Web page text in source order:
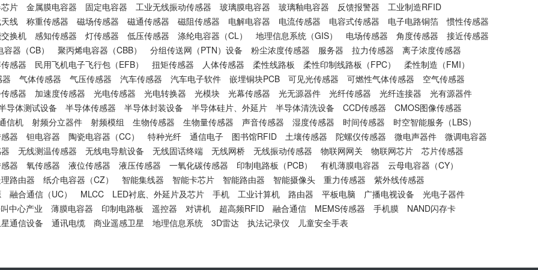
片 金属膜电容器 固定电容器 工业无线振动传感器 玻璃膜电容器 玻璃釉电容器 反馈报警器
工业制造RFID
线
称重传感器 磁场传感器 磁通传感器 磁阻传感器 电解电容器 电流传感器 电容式传感器 电子电路铜箔
惯性传感器
换机
感知传感器 灯传感器 低压传感器 涤纶电容器（CL） 地理信息系统（GIS） 电场传感器 角度传感器
接近传感器
器（CB）
聚丙烯电容器（CBB） 分组传送网（PTN）设备 粉尘浓度传感器 服务器 拉力传感器
离子浓度传感器
感器
民用飞机电子飞行包（EFB） 扭矩传感器 人体传感器 柔性线路板 柔性印制线路板（FPC）
柔性制造（FMI）
气体传感器 气压传感器 汽车传感器 汽车电子软件 嵌埋铜块PCB 可见光传感器 可燃性气体传感器
空气传感器
感器
加速度传感器 光电传感器 光电转换器 光模块 光幕传感器 光无源器件 光纤传感器 光纤连接器
光有源器件
导体测试设备
半导体传感器 半导体封装设备 半导体硅片、外延片 半导体清洗设备 CCD传感器
CMOS图像传感器
信机
射频分立器件 射频模组 生物传感器 生物量传感器 声音传感器 湿度传感器 时间传感器
时空智能服务（LBS）
器
钽电容器 陶瓷电容器（CC） 特种光纤 通信电子 图书馆RFID 土壤传感器 陀螺仪传感器 微电声器件
微调电容器
无线测温传感器 无线电导航设备 无线固话终端 无线网桥 无线振动传感器 物联网网关 物联网芯片
芯片传感器
器
氧传感器 液位传感器 液压传感器 一氧化碳传感器 印制电路板（PCB） 有机薄膜电容器
云母电容器（CY）
路由器
纸介电容器（CZ） 智能集线器 智能卡芯片 智能路由器 智能摄像头 重力传感器
紫外线传感器
融合通信（UC） MLCC LED衬底、外延片及芯片 手机 工业计算机 路由器 平板电脑 广播电视设备
光电子器件
中心产业
薄膜电容器 印制电路板 遥控器 对讲机 超高频RFID 融合通信 MEMS传感器 手机膜
NAND闪存卡
通信设备
通讯电缆 商业遥感卫星 地理信息系统 3D雷达 执法记录仪 儿童安全手表